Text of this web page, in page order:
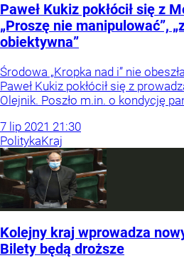
Paweł Kukiz pokłócił się z
„Proszę nie manipulować”,
obiektywna”
Środowa „Kropka nad i” nie
Paweł Kukiz pokłócił się z
Olejnik. Poszło m.in. o kondycję
7 lip 2021 21:30
PolitykaKraj
Kolejny kraj wprowadza
Bilety będą droższe